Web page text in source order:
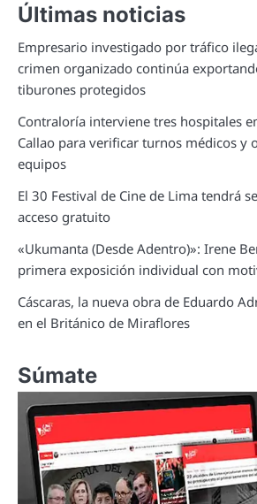
Últimas noticias
Empresario investigado por tráfico
crimen organizado continúa
tiburones protegidos
Contraloría interviene tres hospitales
Callao para verificar turnos médicos y
equipos
El 30 Festival de Cine de Lima tendrá
acceso gratuito
«Ukumanta (Desde Adentro)»: Irene
primera exposición individual con
Cáscaras, la nueva obra de Eduardo
en el Británico de Miraflores
Súmate